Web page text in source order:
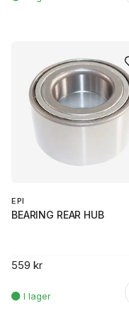
EPI
BEARING REAR HUB
559 kr